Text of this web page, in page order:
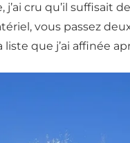
cru qu’il suffisait
vous passez
que j’ai affinée